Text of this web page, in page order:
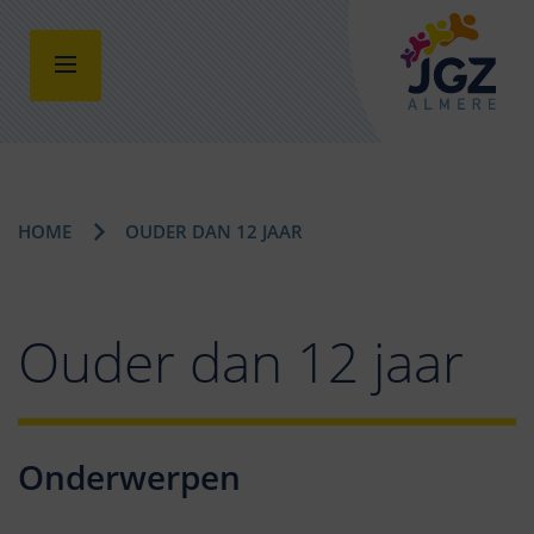
HOME OUDER DAN 12 JAAR
Ouder dan 12 jaar
Onderwerpen